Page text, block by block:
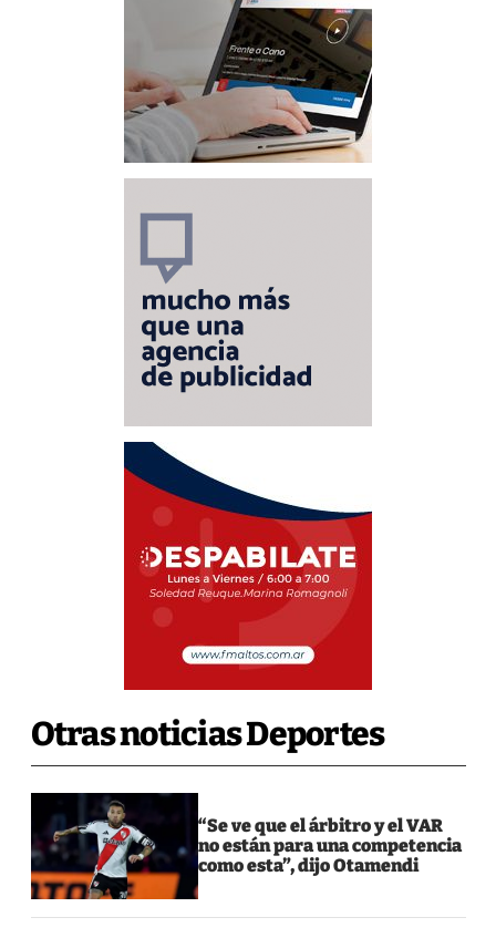
Otras noticias Deportes
“Se ve que el árbitro y el VAR
no están para una competencia
como esta”, dijo Otamendi